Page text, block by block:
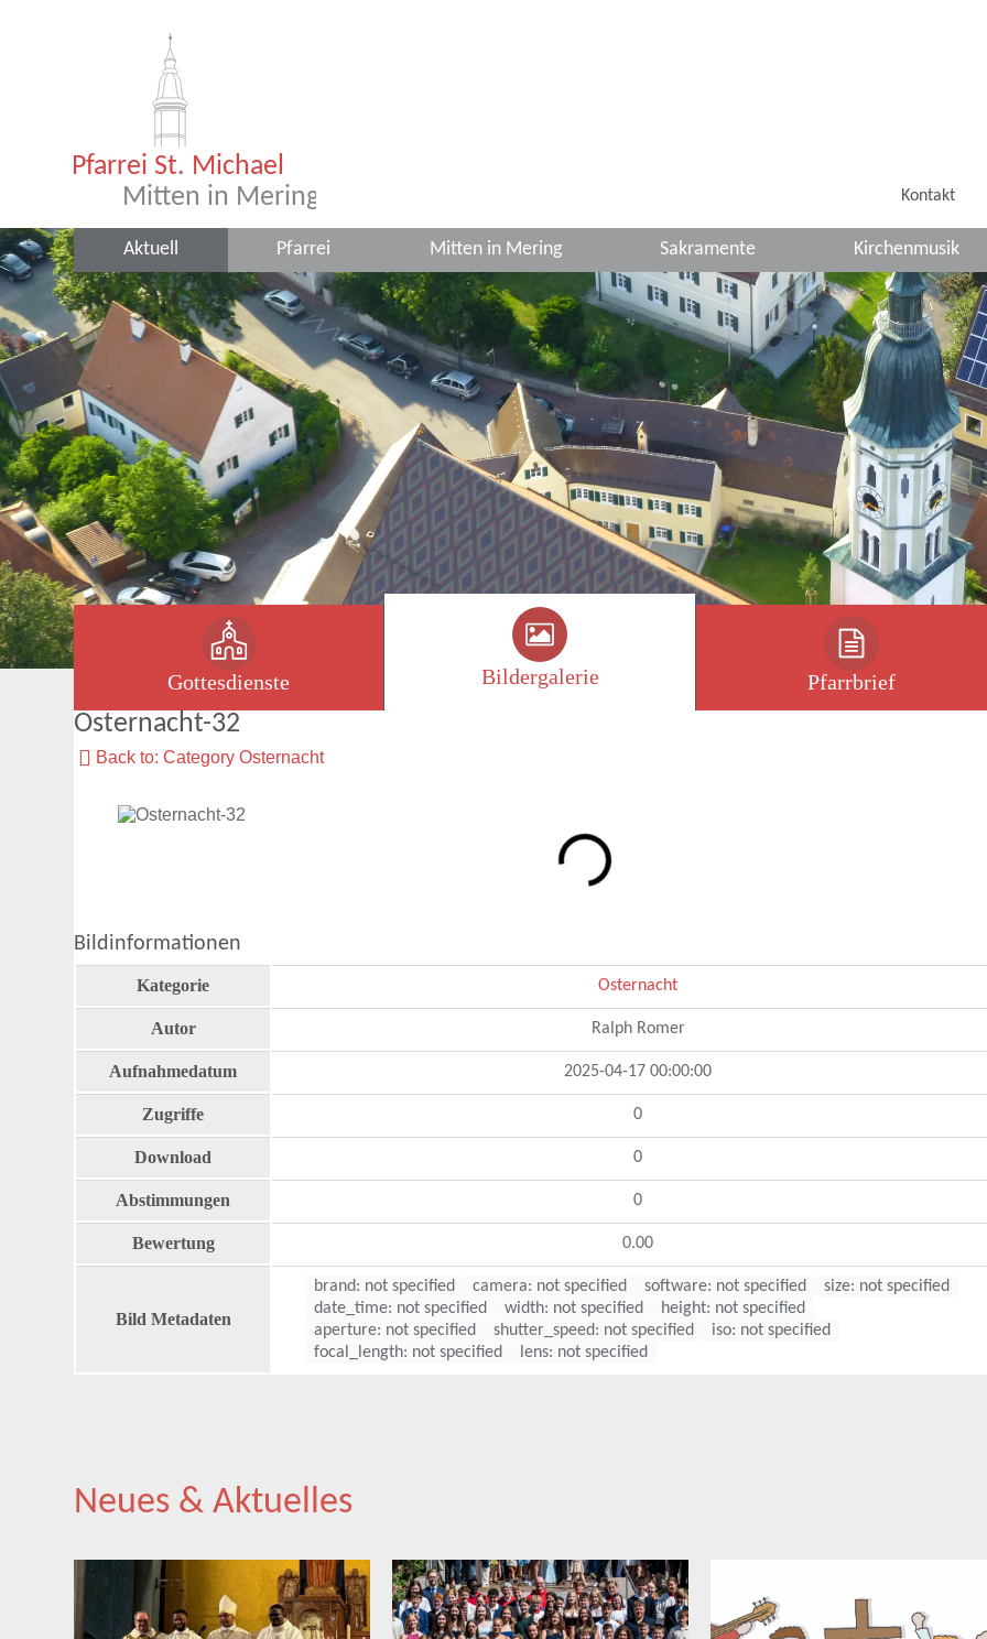
Kontakt
Aktuell Pfarrei Mitten in Mering Sakramente Kirchenmusik
Gottesdienste Bildergalerie Pfarrbrief
Osternacht-32
Back to: Category Osternacht
Bildinformationen
Kategorie Osternacht
Autor Ralph Romer
Aufnahmedatum 2025-04-17 00:00:00
Zugriffe 0
Download 0
Abstimmungen 0
Bewertung 0.00
Bild Metadaten
brand: not specified camera: not specified software: not specified
size: not specified
date_time: not specified
width: not specified
height: not specified
aperture: not specified
shutter_speed: not specified
iso: not specified
focal_length: not specified
lens: not specified
Neues & Aktuelles